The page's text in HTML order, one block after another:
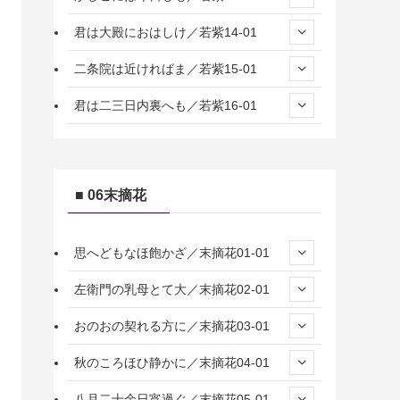
君は大殿におはしけ／若紫14-01
二条院は近ければま／若紫15-01
君は二三日内裏へも／若紫16-01
■ 06末摘花
思へどもなほ飽かざ／末摘花01-01
左衛門の乳母とて大／末摘花02-01
おのおの契れる方に／末摘花03-01
秋のころほひ静かに／末摘花04-01